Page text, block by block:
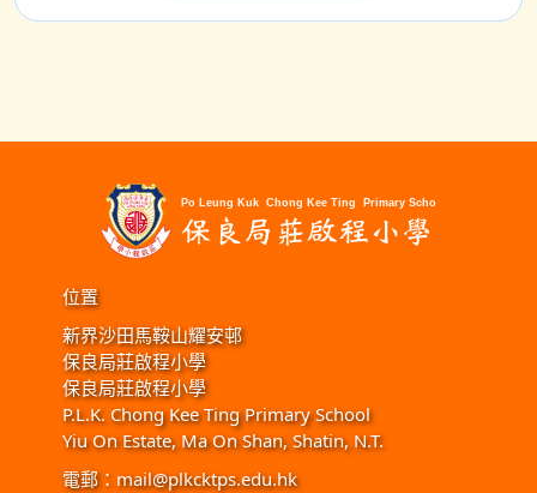
位置
新界沙田馬鞍山耀安邨
保良局莊啟程小學
保良局莊啟程小學
P.L.K. Chong Kee Ting Primary School
Yiu On Estate, Ma On Shan, Shatin, N.T.
電郵： mail@plkcktps.edu.hk